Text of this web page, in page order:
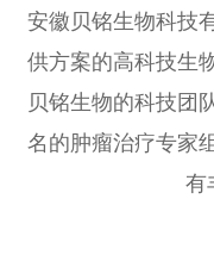
安徽贝铭生物科技
供方案的高科技生
贝铭生物的科技团
名的肿瘤治疗专家
有